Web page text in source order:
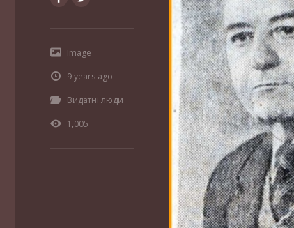
Image
9 years ago
Видатні люди
1,005